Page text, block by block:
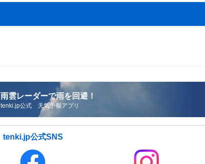
雨雲レーダーで雨を回避！
tenki.jp公式 天気予報アプリ
tenki.jp公式SNS